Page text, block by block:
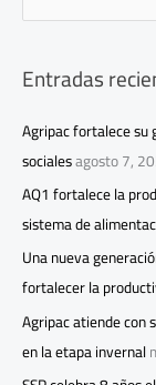
Entradas
Agripac fortalece su
socialesagosto 7,
AQ1 fortalece la
sistema de
Una nueva
fortalecer la
Agripac atiende con
en la etapa invernal